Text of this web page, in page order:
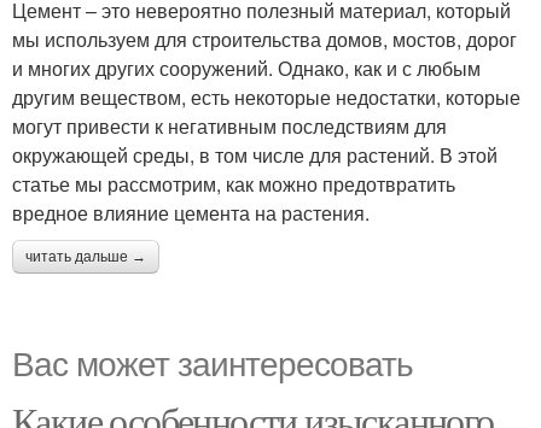
Цемент – это невероятно полезный материал, который
мы используем для строительства домов, мостов, дорог
и многих других сооружений. Однако, как и с любым
другим веществом, есть некоторые недостатки, которые
могут привести к негативным последствиям для
окружающей среды, в том числе для растений. В этой
статье мы рассмотрим, как можно предотвратить
вредное влияние цемента на растения.
читать дальше →
Вас может заинтересовать